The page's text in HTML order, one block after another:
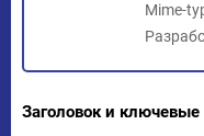
Mime-
Заголовок и ключевые